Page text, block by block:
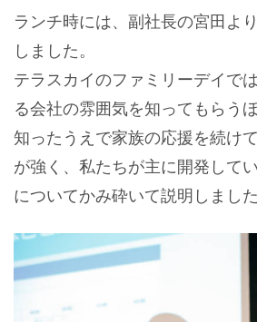
ランチ時には、副社長の宮田よ
しました。
テラスカイのファミリーデイで
る会社の雰囲気を知ってもらう
知ったうえで家族の応援を続け
が強く、私たちが主に開発して
についてかみ砕いて説明しました